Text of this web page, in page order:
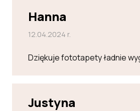
Hanna
12.04.2024 r.
Dziękuje fototapety ładnie
Justyna